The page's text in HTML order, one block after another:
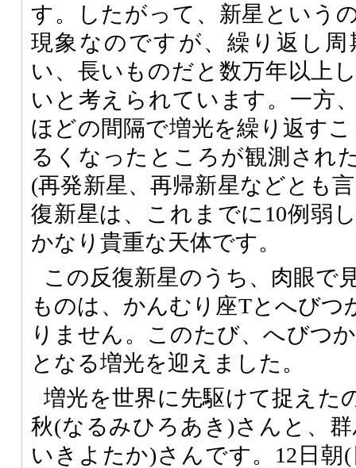
す。したがって、新星という
現象なのですが、繰り返し
い、長いものだと数万年以上
いと考えられています。一方
ほどの間隔で増光を繰り返す
るくなったところが観測され
(再発新星、再帰新星などとも
復新星は、これまでに10例弱
かなり貴重な天体です。
この反復新星のうち、肉眼で
ものは、かんむり座Tとへびつ
りません。このたび、へびつ
となる増光を迎えました。
増光を世界に先駆けて捉えた
秋(なるみひろあき)さんと、
いきよたか)さんです。12日朝